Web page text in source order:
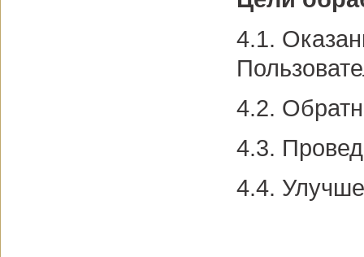
4.1.
4.2.
4.3.
4.4.